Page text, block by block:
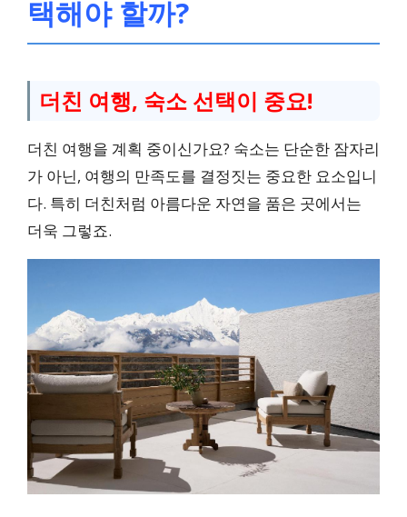
택해야 할까?
더친 여행, 숙소 선택이 중요!
더친 여행을 계획 중이신가요? 숙소는 단순한 잠자리
가 아닌, 여행의 만족도를 결정짓는 중요한 요소입니
다. 특히 더친처럼 아름다운 자연을 품은 곳에서는
더욱 그렇죠.